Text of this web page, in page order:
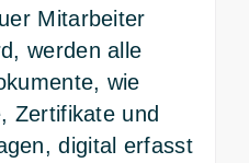
Mitarbeiter
werden alle
wie
Zertifikate und
digital erfasst